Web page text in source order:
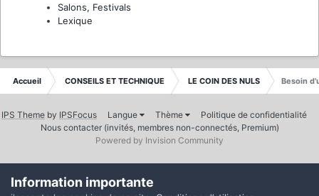
Salons, Festivals
Lexique
Accueil CONSEILS ET TECHNIQUE LE COIN DES NULS Besoin
IPS Theme by IPSFocus Langue Thème
Politique de confidentialité
Nous contacter (invités, membres non-connectés, Premium)
Powered by Invision Community
Information importante